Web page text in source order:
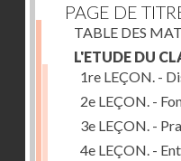
PAGE DE
TABLE DES
L'ETUDE DU
1re LEÇON. -
2e LEÇON. -
3e LEÇON. -
4e LEÇON. -